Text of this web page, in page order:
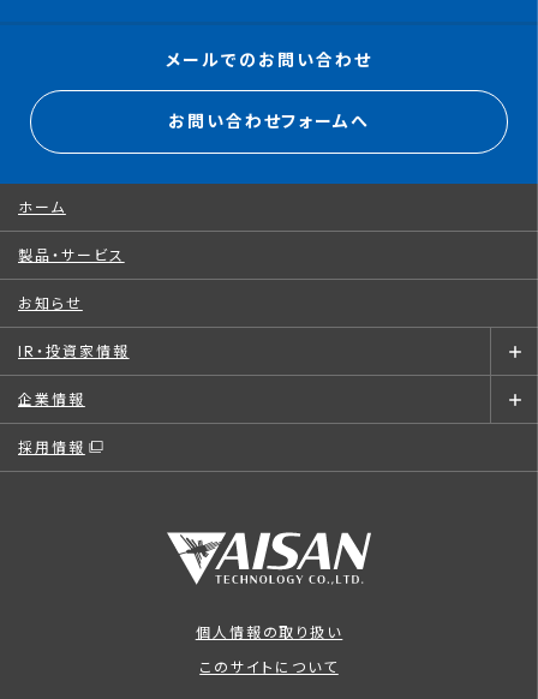
メールでのお問い合わせ
お問い合わせフォームへ
ホーム
製品・サービス
お知らせ
IR・投資家情報
企業情報
採用情報
個人情報の取り扱い
このサイトについて